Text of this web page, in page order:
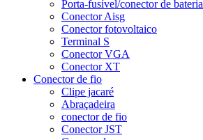
Porta-fusível/conector de bateria
Conector Aisg
Conector fotovoltaico
Terminal S
Conector VGA
Conector XT
Conector de fio
Clipe jacaré
Abraçadeira
conector de fio
Conector JST